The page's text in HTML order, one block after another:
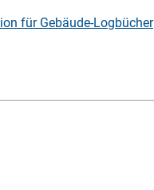
für Gebäude-Logbücher